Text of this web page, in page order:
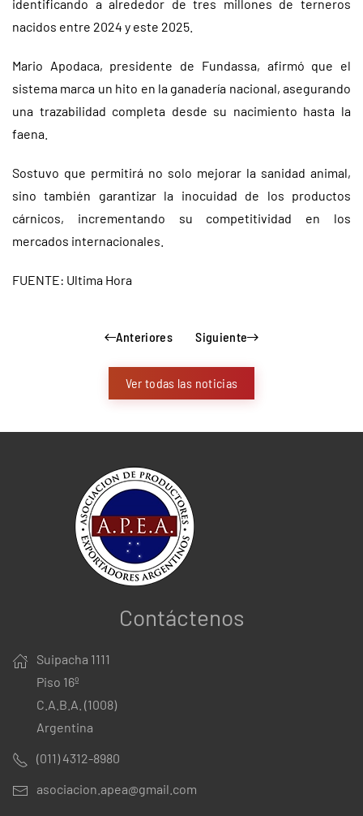
identificando a alrededor de tres millones de terneros
nacidos entre 2024 y este 2025.
Mario Apodaca, presidente de Fundassa, afirmó que el
sistema marca un hito en la ganadería nacional, asegurando
una trazabilidad completa desde su nacimiento hasta la
faena.
Sostuvo que permitirá no solo mejorar la sanidad animal,
sino también garantizar la inocuidad de los productos
cárnicos, incrementando su competitividad en los
mercados internacionales.
FUENTE: Ultima Hora
Anteriores Siguiente
Ver todas las noticias
Contáctenos
Suipacha 1111
Piso 16º
C.A.B.A. (1008)
Argentina
(011) 4312-8980
asociacion.apea@gmail.com